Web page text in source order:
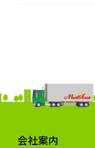
会社案内